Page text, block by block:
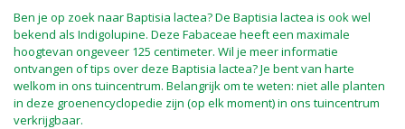
Ben je op zoek naar Baptisia lactea? De Baptisia lactea is ook wel
bekend als Indigolupine. Deze Fabaceae heeft een maximale
hoogtevan ongeveer 125 centimeter. Wil je meer informatie
ontvangen of tips over deze Baptisia lactea? Je bent van harte
welkom in ons tuincentrum. Belangrijk om te weten: niet alle planten
in deze groenencyclopedie zijn (op elk moment) in ons tuincentrum
verkrijgbaar.